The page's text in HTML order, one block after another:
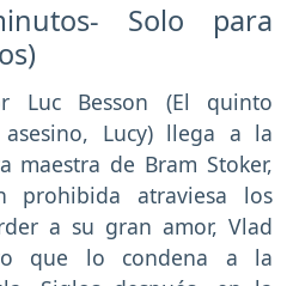
Solo para
Luc Besson (El quinto
Lucy) llega a la
maestra de Bram Stoker,
prohibida atraviesa los
a su gran amor, Vlad
que lo condena a la